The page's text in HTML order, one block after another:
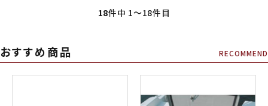
18件中 1〜18件目
おすすめ商品 RECOMMEND